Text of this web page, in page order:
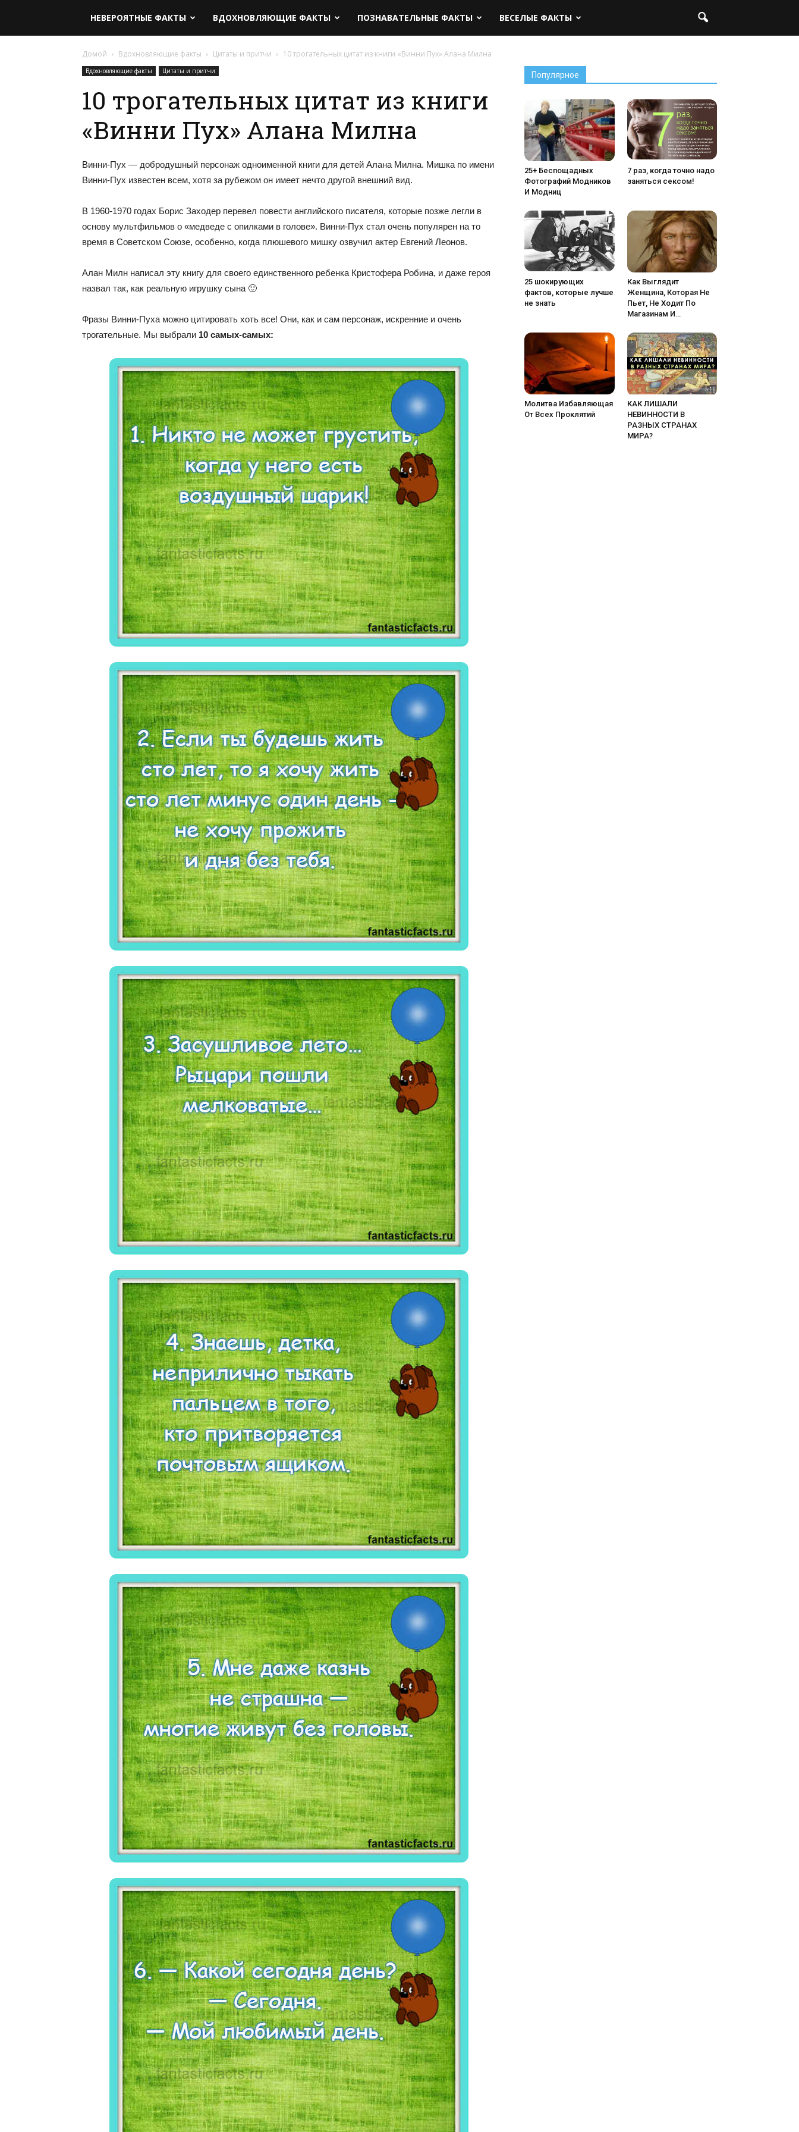
НЕВЕРОЯТНЫЕ ФАКТЫ ВДОХНОВЛЯЮЩИЕ ФАКТЫ ПОЗНАВАТЕЛЬНЫЕ ФАКТЫ ВЕСЕЛЫЕ ФАКТЫ
Домой Вдохновляющие факты Цитаты и притчи 10 трогательных цитат из книги «Винни Пух» Алана Милна
Вдохновляющие факты Цитаты и притчи
10 трогательных цитат из книги
«Винни Пух» Алана Милна
Винни-Пух — добродушный персонаж одноименной книги для детей Алана Милна. Мишка по имени
Винни-Пух известен всем, хотя за рубежом он имеет нечто другой внешний вид.
В 1960-1970 годах Борис Заходер перевел повести английского писателя, которые позже легли в
основу мультфильмов о «медведе с опилками в голове». Винни-Пух стал очень популярен на то
время в Советском Союзе, особенно, когда плюшевого мишку озвучил актер Евгений Леонов.
Алан Милн написал эту книгу для своего единственного ребенка Кристофера Робина, и даже героя
назвал так, как реальную игрушку сына 🙂
Фразы Винни-Пуха можно цитировать хоть все! Они, как и сам персонаж, искренние и очень
трогательные. Мы выбрали 10 самых-самых:
Популярное
25+ Беспощадных
Фотографий Модников
И Модниц
7 раз, когда точно надо
заняться сексом!
25 шокирующих
фактов, которые лучше
не знать
Как Выглядит
Женщина, Которая Не
Пьет, Не Ходит По
Магазинам И…
Молитва Избавляющая
От Всех Проклятий
КАК ЛИШАЛИ
НЕВИННОСТИ В
РАЗНЫХ СТРАНАХ
МИРА?